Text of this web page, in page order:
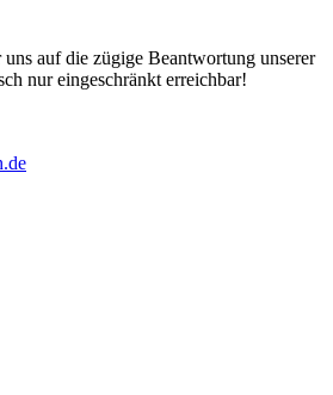
auf die zügige Beantwortung unserer
nur eingeschränkt erreichbar!